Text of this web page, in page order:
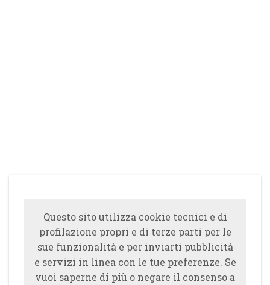
Questo sito utilizza cookie tecnici e di
profilazione propri e di terze parti per le
sue funzionalità e per inviarti pubblicità
e servizi in linea con le tue preferenze. Se
vuoi saperne di più o negare il consenso a